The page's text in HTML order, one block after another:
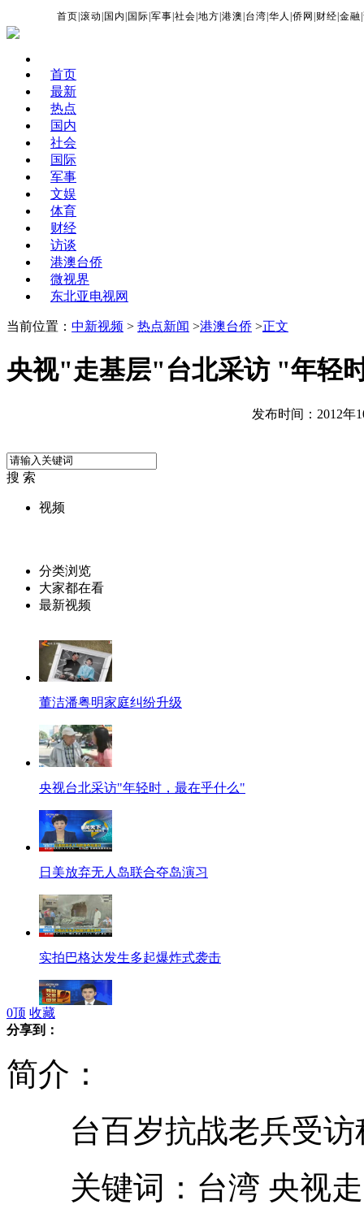
首页 |滚动 国内 国际 |军事 |社会 |地方 |港澳 台湾 |华人 |侨网 财经 |金融 |
首页
最新
热点
国内
社会
国际
军事
文娱
体育
财经
访谈
港澳台侨
微视界
东北亚电视网
当前位置： 中新视频 > 热点新闻 >港澳台侨 >正文
央视"走基层"台北采访 "年轻
发布时间：2012年
搜 索
视频
分类浏览
大家都在看
最新视频
董洁潘粤明家庭纠纷升级
央视台北采访"年轻时，最在乎什么"
日美放弃无人岛联合夺岛演习
实拍巴格达发生多起爆炸式袭击
曝大将军阿里纳斯接近签约广东宏远
0顶 收藏
分享到：
简介：
台百岁抗战老兵受访
关键词：台湾 央视走